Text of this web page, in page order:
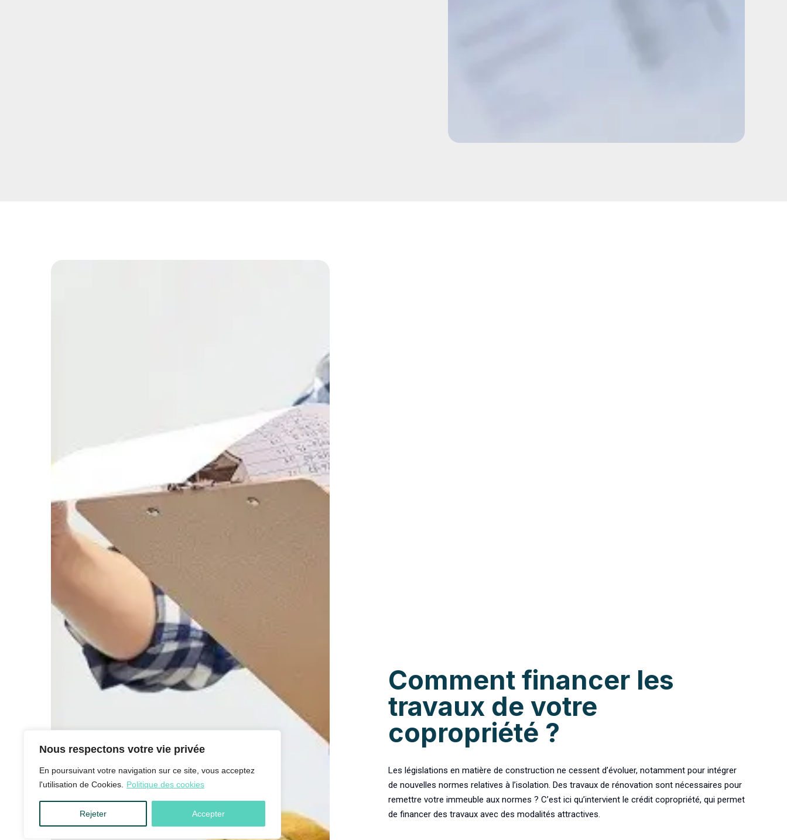
Nous respectons votre vie privée
En poursuivant votre navigation sur ce site, vous acceptez
l'utilisation de Cookies.
Politique des cookies
Rejeter Accepter
Comment financer les
travaux de votre
copropriété ?
Les législations en matière de construction ne cessent d’évoluer, notamment pour intégrer
de nouvelles normes relatives à l’isolation. Des travaux de rénovation sont nécessaires pour
remettre votre immeuble aux normes ? C’est ici qu’intervient le crédit copropriété, qui permet
de financer des travaux avec des modalités attractives.